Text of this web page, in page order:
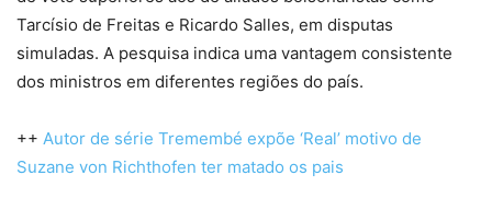
Tarcísio de Freitas e Ricardo Salles, em disputas
simuladas. A pesquisa indica uma vantagem consistente
dos ministros em diferentes regiões do país.
++ Autor de série Tremembé expõe ‘Real’ motivo de
Suzane von Richthofen ter matado os pais